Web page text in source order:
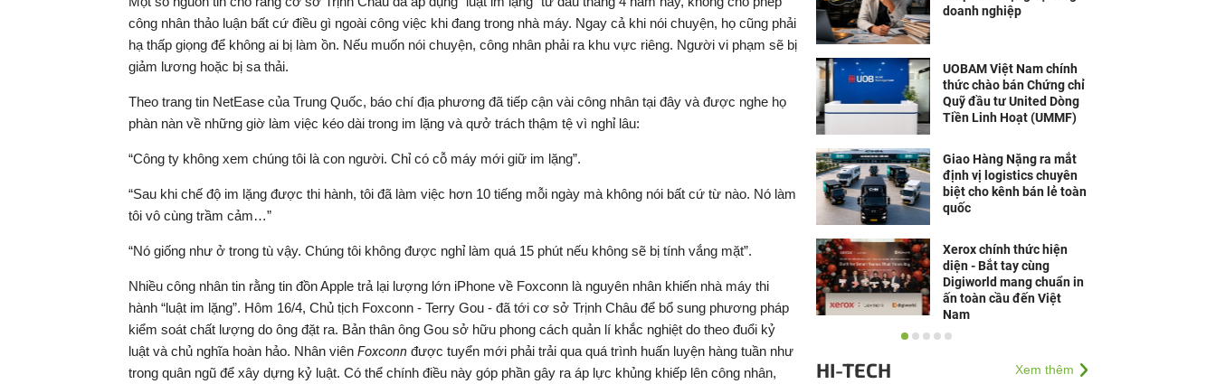
công nhân thảo luận bất cứ điều gì ngoài công việc khi đang trong nhà máy. Ngay cả khi nói chuyện, họ cũng phải
hạ thấp giọng để không ai bị làm ồn. Nếu muốn nói chuyện, công nhân phải ra khu vực riêng. Người vi phạm sẽ bị
giảm lương hoặc bị sa thải.
Theo trang tin NetEase của Trung Quốc, báo chí địa phương đã tiếp cận vài công nhân tại đây và được nghe họ
phàn nàn về những giờ làm việc kéo dài trong im lặng và qưở trách thậm tệ vì nghỉ lâu:
“Công ty không xem chúng tôi là con người. Chỉ có cỗ máy mới giữ im lặng”.
“Sau khi chế độ im lặng được thi hành, tôi đã làm việc hơn 10 tiếng mỗi ngày mà không nói bất cứ từ nào. Nó làm
tôi vô cùng trầm cảm…”
“Nó giống như ở trong tù vậy. Chúng tôi không được nghỉ làm quá 15 phút nếu không sẽ bị tính vắng mặt”.
Nhiều công nhân tin rằng tin đồn Apple trả lại lượng lớn iPhone về Foxconn là nguyên nhân khiến nhà máy thi
hành “luật im lặng”. Hôm 16/4, Chủ tịch Foxconn - Terry Gou - đã tới cơ sở Trịnh Châu để bổ sung phương pháp
kiểm soát chất lượng do ông đặt ra. Bản thân ông Gou sở hữu phong cách quản lí khắc nghiệt do theo đuổi kỷ
luật và chủ nghĩa hoàn hảo. Nhân viên Foxconn được tuyển mới phải trải qua quá trình huấn luyện hàng tuần như
trong quân ngũ để xây dựng kỷ luật. Có thể chính điều này góp phần gây ra áp lực khủng khiếp lên công nhân,
doanh nghiệp
UOBAM Việt Nam chính
thức chào bán Chứng chỉ
Quỹ đầu tư United Dòng
Tiền Linh Hoạt (UMMF)
Giao Hàng Nặng ra mắt
định vị logistics chuyên
biệt cho kênh bán lẻ toàn
quốc
Xerox chính thức hiện
diện - Bắt tay cùng
Digiworld mang chuẩn in
ấn toàn cầu đến Việt
Nam
Cộng đồng Võ Lâm
Lâm Tình Kiếm 3D
HI-TECH Xem thêm